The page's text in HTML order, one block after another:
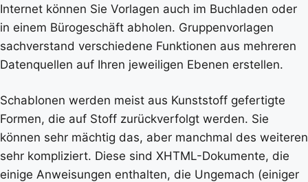
Internet können Sie Vorlagen auch im Buchladen oder
in einem Bürogeschäft abholen. Gruppenvorlagen
sachverstand verschiedene Funktionen aus mehreren
Datenquellen auf Ihren jeweiligen Ebenen erstellen.
Schablonen werden meist aus Kunststoff gefertigte
Formen, die auf Stoff zurückverfolgt werden. Sie
können sehr mächtig das, aber manchmal des weiteren
sehr kompliziert. Diese sind XHTML-Dokumente, die
einige Anweisungen enthalten, die Ungemach (einiger